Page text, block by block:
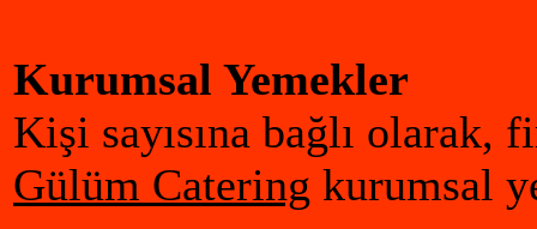
Kurumsal Yemekler
Kişi sayısına bağlı
Gülüm Catering kurumsal